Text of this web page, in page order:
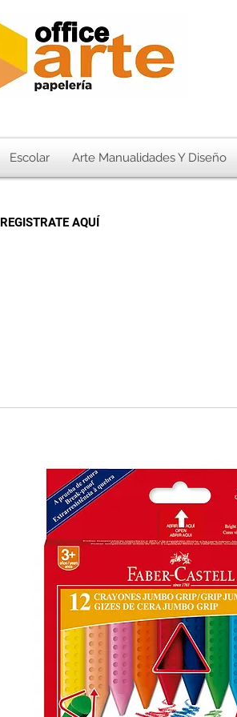
Escolar Arte Manualidades Y Diseño
REGISTRATE AQUÍ